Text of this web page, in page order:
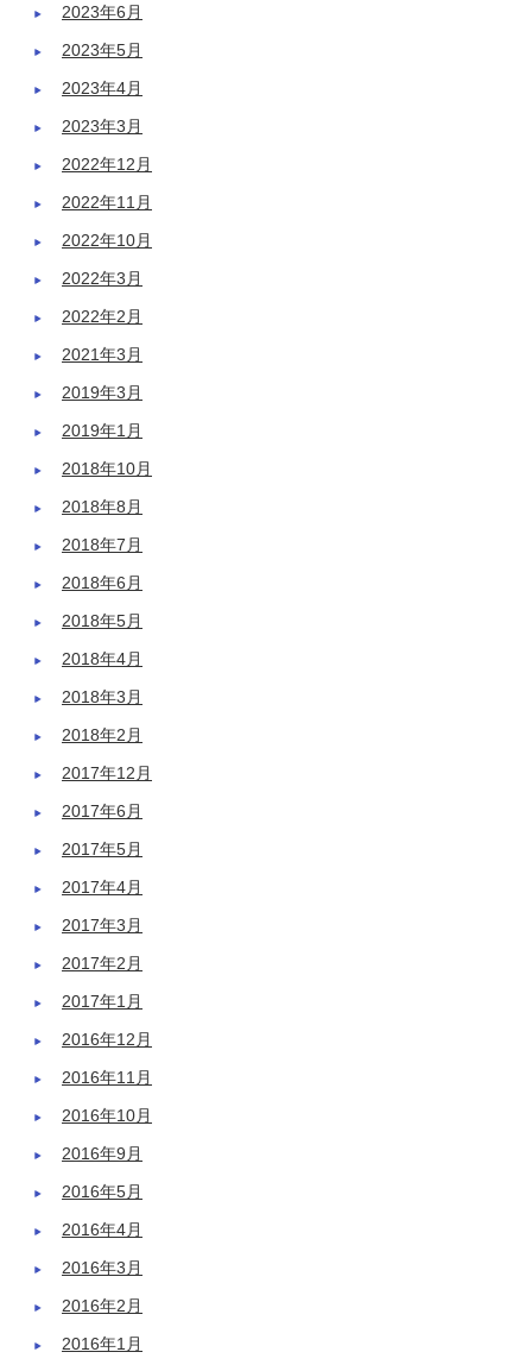
2023年6月
2023年5月
2023年4月
2023年3月
2022年12月
2022年11月
2022年10月
2022年3月
2022年2月
2021年3月
2019年3月
2019年1月
2018年10月
2018年8月
2018年7月
2018年6月
2018年5月
2018年4月
2018年3月
2018年2月
2017年12月
2017年6月
2017年5月
2017年4月
2017年3月
2017年2月
2017年1月
2016年12月
2016年11月
2016年10月
2016年9月
2016年5月
2016年4月
2016年3月
2016年2月
2016年1月